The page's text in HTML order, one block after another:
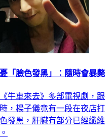
「臉色發黑」：隨時會暴斃
牛車來去》多部電視劇，跟
，楊子儀竟有一段在夜店打
發黑，肝臟有部分已經纖維